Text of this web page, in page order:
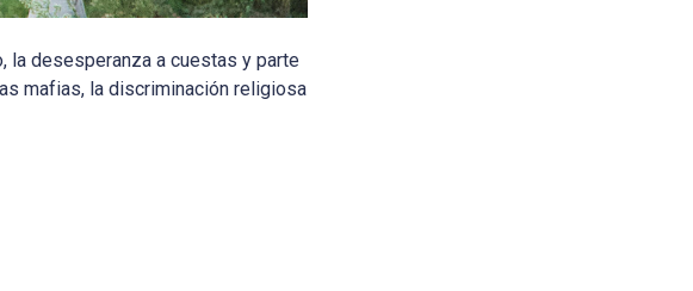
la desesperanza a cuestas y parte
mafias, la discriminación religiosa